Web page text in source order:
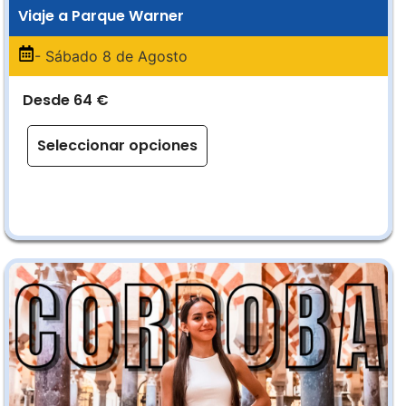
Viaje a Parque Warner
- Sábado 8 de Agosto
Desde 64 €
Seleccionar opciones